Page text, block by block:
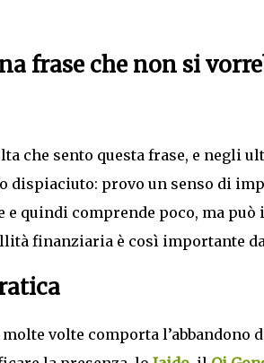
frase che non si
che sento questa frase, e negli
dispiaciuto: provo un senso di
e quindi comprende poco, ma
finanziaria è così importante
molte volte comporta